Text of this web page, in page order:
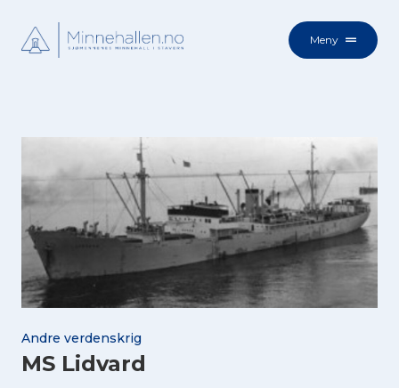
Meny
Andre verdenskrig
MS Lidvard